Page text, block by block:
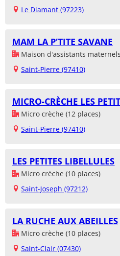
Le Diamant (97223)
MAM LA P’TITE SAVANE
Maison d'assistants
Saint-Pierre (97410)
MICRO-CRÈCHE LES
Micro crèche (12 places)
Saint-Pierre (97410)
LES PETITES LIBELLULES
Micro crèche (10 places)
Saint-Joseph (97212)
LA RUCHE AUX ABEILLES
Micro crèche (10 places)
Saint-Clair (07430)